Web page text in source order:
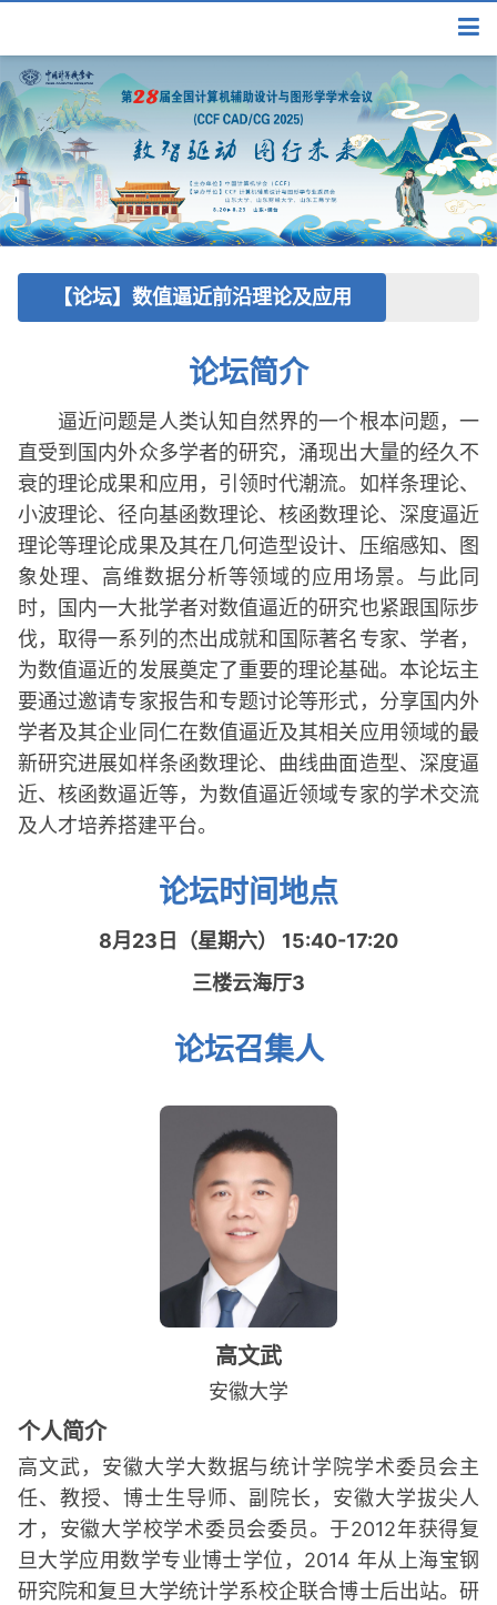
【论坛】数值逼近前沿理论及应用
论坛简介
逼近问题是人类认知自然界的一个根本问题，一
直受到国内外众多学者的研究，涌现出大量的经久不
衰的理论成果和应用，引领时代潮流。如样条理论、
小波理论、径向基函数理论、核函数理论、深度逼近
理论等理论成果及其在几何造型设计、压缩感知、图
象处理、高维数据分析等领域的应用场景。与此同
时，国内一大批学者对数值逼近的研究也紧跟国际步
伐，取得一系列的杰出成就和国际著名专家、学者，
为数值逼近的发展奠定了重要的理论基础。本论坛主
要通过邀请专家报告和专题讨论等形式，分享国内外
学者及其企业同仁在数值逼近及其相关应用领域的最
新研究进展如样条函数理论、曲线曲面造型、深度逼
近、核函数逼近等，为数值逼近领域专家的学术交流
及人才培养搭建平台。
论坛时间地点
8月23日（星期六） 15:40-17:20
三楼云海厅3
论坛召集人
高文武
安徽大学
个人简介
高文武，安徽大学大数据与统计学院学术委员会主
任、教授、博士生导师、副院长，安徽大学拔尖人
才，安徽大学校学术委员会委员。于2012年获得复
旦大学应用数学专业博士学位，2014 年从上海宝钢
研究院和复旦大学统计学系校企联合博士后出站。研